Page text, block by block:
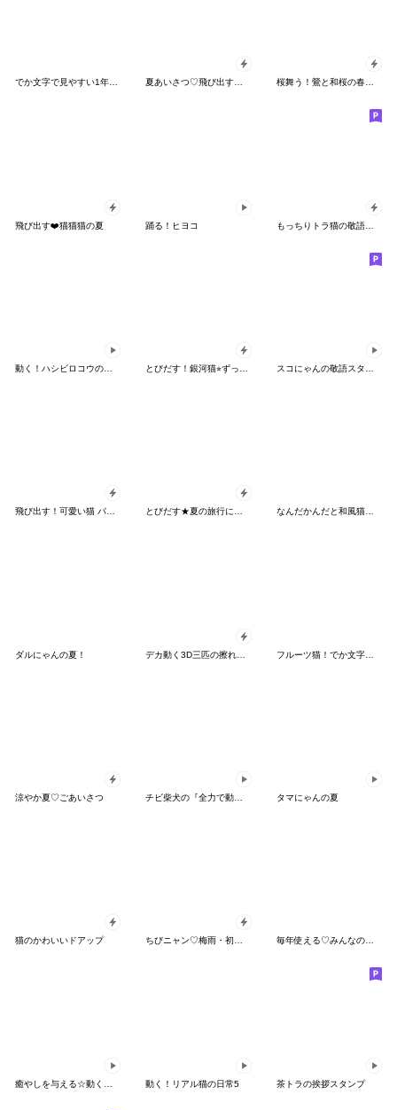
でか文字で見やすい1年中使えるはぴきゃと 夏あいさつ♡飛び出す！ねこスタンプ 桜舞う！鶯と和桜の春を感じる挨拶スタンプ
飛び出す❤️猫猫猫の夏 踊る！ヒヨコ もっちりトラ猫の敬語スタンプ
飛び出す！可愛い猫 パンダ帽 プラカード とびだす★夏の旅行にゃんこ★ねこ★猫 なんだかんだと和風猫 夏のキジトラ編
ダルにゃんの夏！ フルーツ猫！でか文字おもしろねこスタンプ
涼やか夏♡ごあいさつ タマにゃんの夏
猫のかわいいドアップ ちびニャン♡梅雨・初夏スタンプ 毎年使える♡みんなの豪華な夏のスタンプ
動く！リアル猫の日常5 茶トラの挨拶スタンプ